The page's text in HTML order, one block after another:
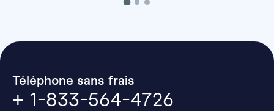
Téléphone sans frais
+ 1-833-564-4726